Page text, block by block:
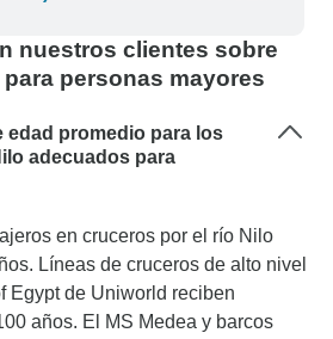
y limpios. No tuvimos ningún
los 9 días del viaje en
o reservas. La calidad del
aunque el Swiss Inn de
desde el punto de
y tuvimos que comer fuera del
adicionales eran caras
vista del mercado, pero
por la calidad de los
Muy recomendable.
nuestros clientes sobre
personas mayores
edad promedio para los
adecuados para
en cruceros por el río Nilo
Líneas de cruceros de alto nivel
Egypt de Uniworld reciben
años. El MS Medea y barcos